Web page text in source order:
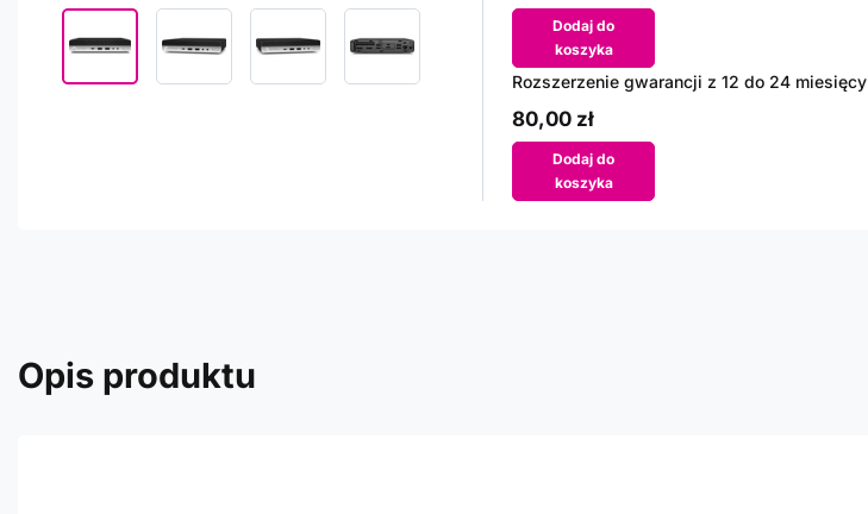
Dodaj do
koszyka
Rozszerzenie gwarancji z 12 do 24 miesięcy
80,00 zł
Dodaj do
koszyka
Opis produktu